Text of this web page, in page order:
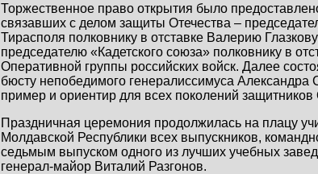
Торжественное право открытия было
связавших с делом защиты Отечества –
Тирасполя полковнику в отставке Валерию
председателю «Кадетского союза» полковнику в
Оперативной группы российских войск. Далее
бюсту непобедимого генералиссимуса
пример и ориентир для всех поколений защитников
Праздничная церемония продолжилась на плацу
Молдавской Республики всех выпускников,
седьмым выпуском одного из лучших учебных
генерал-майор Виталий Разгонов.